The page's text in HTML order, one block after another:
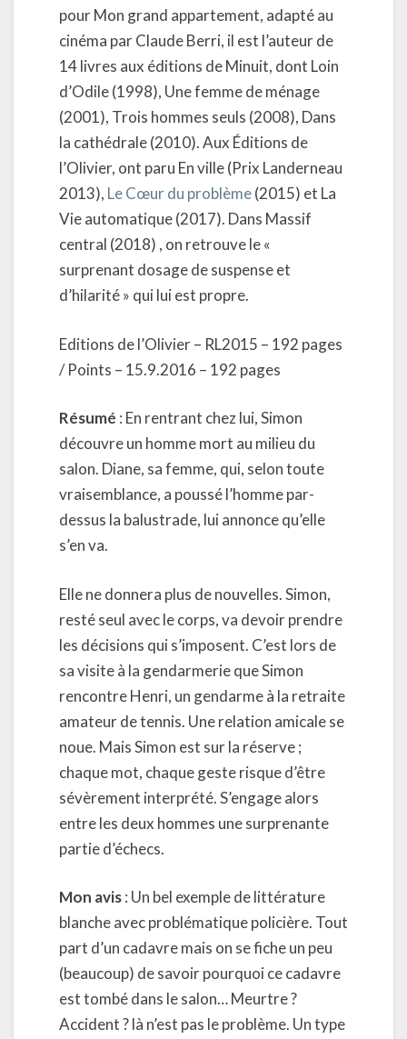
pour Mon grand appartement, adapté au
cinéma par Claude Berri, il est l’auteur de
14 livres aux éditions de Minuit, dont Loin
d’Odile (1998), Une femme de ménage
(2001), Trois hommes seuls (2008), Dans
la cathédrale (2010). Aux Éditions de
l’Olivier, ont paru En ville (Prix Landerneau
2013), Le Cœur du problème(2015) et La
Vie automatique (2017). Dans Massif
central (2018) , on retrouve le «
surprenant dosage de suspense et
d’hilarité » qui lui est propre.
Editions de l’Olivier – RL2015 – 192 pages
/ Points – 15.9.2016 – 192 pages
Résumé : En rentrant chez lui, Simon
découvre un homme mort au milieu du
salon. Diane, sa femme, qui, selon toute
vraisemblance, a poussé l’homme par-
dessus la balustrade, lui annonce qu’elle
s’en va.
Elle ne donnera plus de nouvelles. Simon,
resté seul avec le corps, va devoir prendre
les décisions qui s’imposent. C’est lors de
sa visite à la gendarmerie que Simon
rencontre Henri, un gendarme à la retraite
amateur de tennis. Une relation amicale se
noue. Mais Simon est sur la réserve ;
chaque mot, chaque geste risque d’être
sévèrement interprété. S’engage alors
entre les deux hommes une surprenante
partie d’échecs.
Mon avis: Un bel exemple de littérature
blanche avec problématique policière. Tout
part d’un cadavre mais on se fiche un peu
(beaucoup) de savoir pourquoi ce cadavre
est tombé dans le salon… Meurtre ?
Accident ? là n’est pas le problème. Un type